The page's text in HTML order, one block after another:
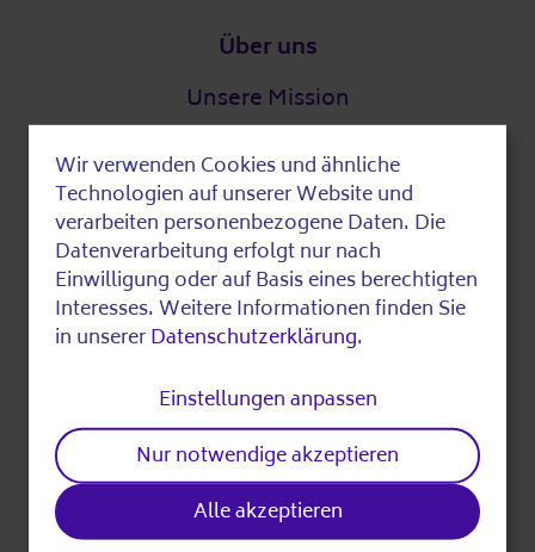
Über uns
Unsere Mission
Über die AWO
Digitalstrategie
DigitalPakt Alter
Leichte Sprache
Partner
Unsere Partner
Use
of
personal
data
and
cookies
Wir verwenden Cookies und ähnliche
Technologien auf unserer Website und
verarbeiten personenbezogene Daten. Die
Datenverarbeitung erfolgt nur nach
Einwilligung oder auf Basis eines berechtigten
Interesses. Weitere Informationen finden Sie
in unsererDatenschutzerklärung.
Einstellungen anpassen
Nur notwendige akzeptieren
Alle akzeptieren